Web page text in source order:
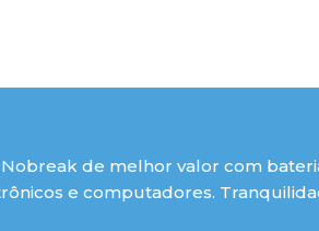
Nobreak de melhor valor com
e computadores.